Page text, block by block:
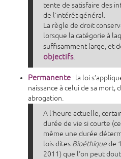
tente de satisfaire des
de l'intérêt général.
La règle de droit
lorsque la catégorie à
suffisamment large, et
objectifs.
Permanente : la loi
naissance à celui de sa mort,
abrogation.
A l'heure actuelle,
durée de vie si courte
même une durée
lois dites Bioéthiquede
2011) que l'on peut